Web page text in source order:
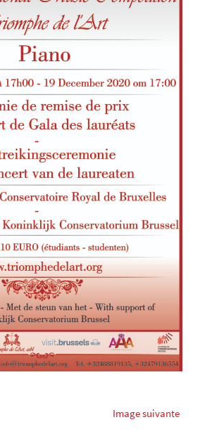
Image suivante